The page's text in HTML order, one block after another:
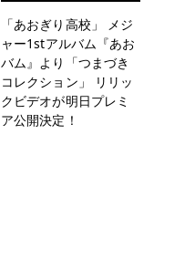
「あおぎり高校」 メジ
ャー1stアルバム『あお
バム』より「つまづき
コレクション」 リリッ
クビデオが明日プレミ
ア公開決定！